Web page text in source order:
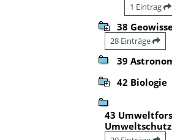
1 Eintrag
38
28 Einträge
39
42 Biologie
43
Umweltschutz